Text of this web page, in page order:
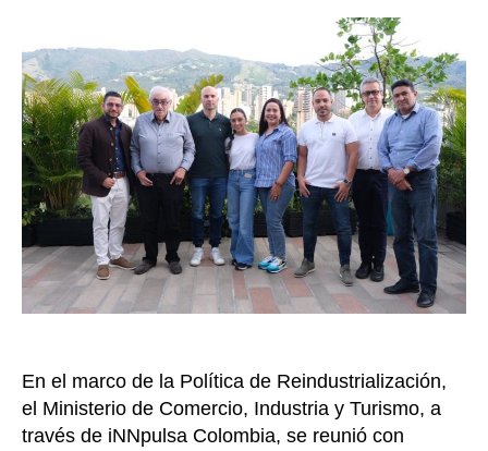
en
por
la
del
en
el
En el marco de la Política de Reindustrialización,
el Ministerio de Comercio, Industria y Turismo, a
través de iNNpulsa Colombia, se reunió con